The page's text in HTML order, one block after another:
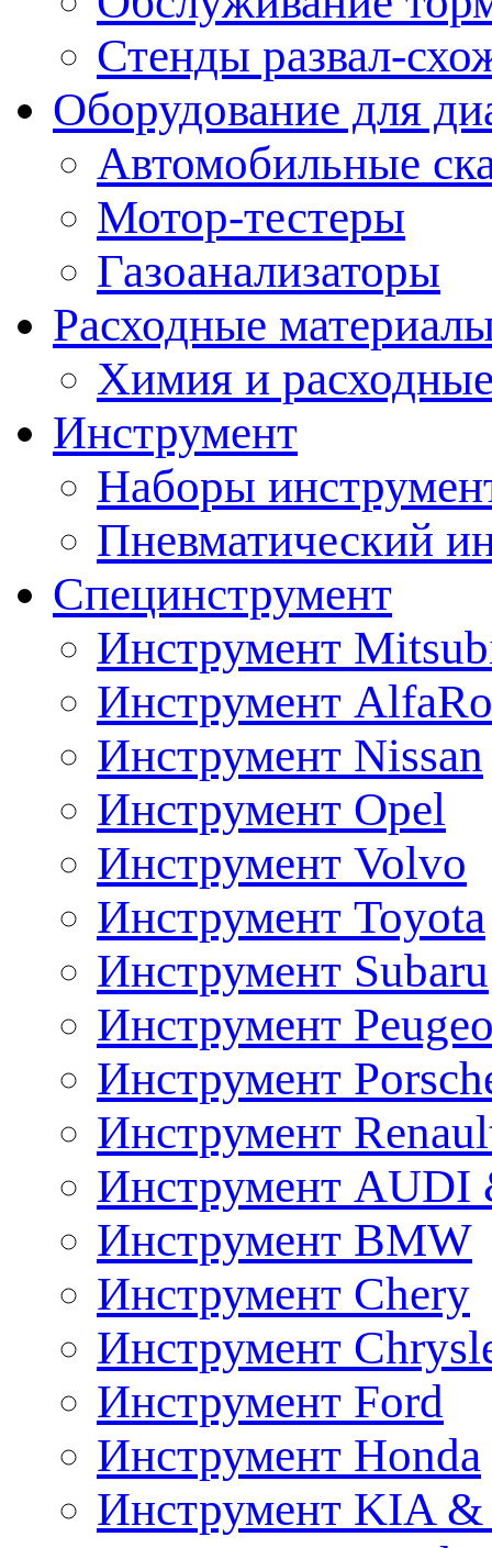
Стенды развал-
Оборудование для
Автомобильные
Мотор-тестеры
Газоанализаторы
Расходные
Химия и
Инструмент
Наборы
Пневматический
Специнструмент
Инструмент
Инструмент
Инструмент Nissan
Инструмент Opel
Инструмент Volvo
Инструмент Toyota
Инструмент Subaru
Инструмент
Инструмент
Инструмент
Инструмент AUDI
Инструмент BMW
Инструмент Chery
Инструмент
Инструмент Ford
Инструмент Honda
Инструмент KIA